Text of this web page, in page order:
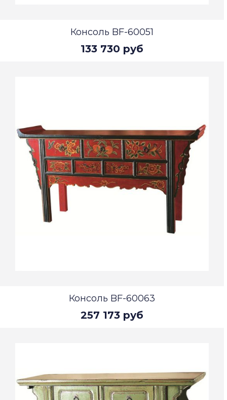
Консоль BF-60051
133 730 руб
Консоль BF-60063
257 173 руб